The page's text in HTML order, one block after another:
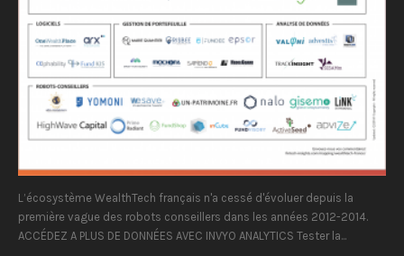
L’écosystème WealthTech français n'a cessé d'évoluer depuis la
première vague des robots conseillers dans les années 2012-2014.
ACCÉDEZ A PLUS DE DONNÉES AVEC INVYO ANALYTICS Tester la...